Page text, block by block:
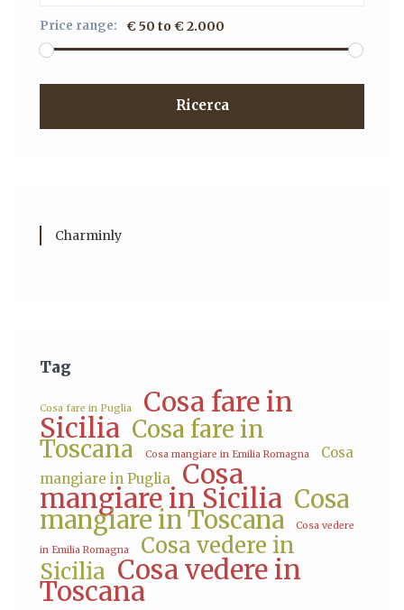
Price range: € 50 to € 2.000
Ricerca
Charminly
Tag
Cosa fare in Puglia Cosa fare in
Sicilia Cosa fare in
Toscana Cosa mangiare in Emilia Romagna
Cosa
mangiare in Puglia
Cosa
mangiare in Sicilia Cosa
mangiare in Toscana Cosa vedere
in Emilia Romagna
Cosa vedere in
Sicilia Cosa vedere in
Toscana